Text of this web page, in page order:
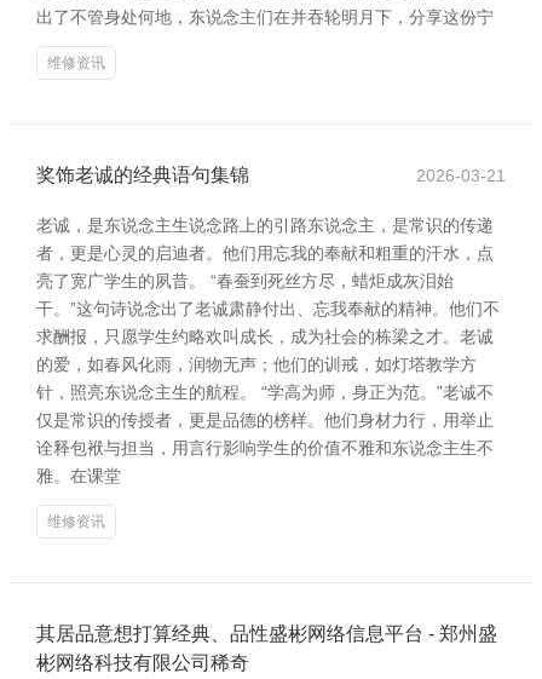
出了不管身处何地，东说念主们在并吞轮明月下，分享这份宁
维修资讯
奖饰老诚的经典语句集锦 2026-03-21
老诚，是东说念主生说念路上的引路东说念主，是常识的传递
者，更是心灵的启迪者。他们用忘我的奉献和粗重的汗水，点
亮了宽广学生的夙昔。 “春蚕到死丝方尽，蜡炬成灰泪始
干。”这句诗说念出了老诚肃静付出、忘我奉献的精神。他们不
求酬报，只愿学生约略欢叫成长，成为社会的栋梁之才。老诚
的爱，如春风化雨，润物无声；他们的训戒，如灯塔教学方
针，照亮东说念主生的航程。 “学高为师，身正为范。”老诚不
仅是常识的传授者，更是品德的榜样。他们身材力行，用举止
诠释包袱与担当，用言行影响学生的价值不雅和东说念主生不
雅。在课堂
维修资讯
其居品意想打算经典、品性盛彬网络信息平台 - 郑州盛
彬网络科技有限公司稀奇